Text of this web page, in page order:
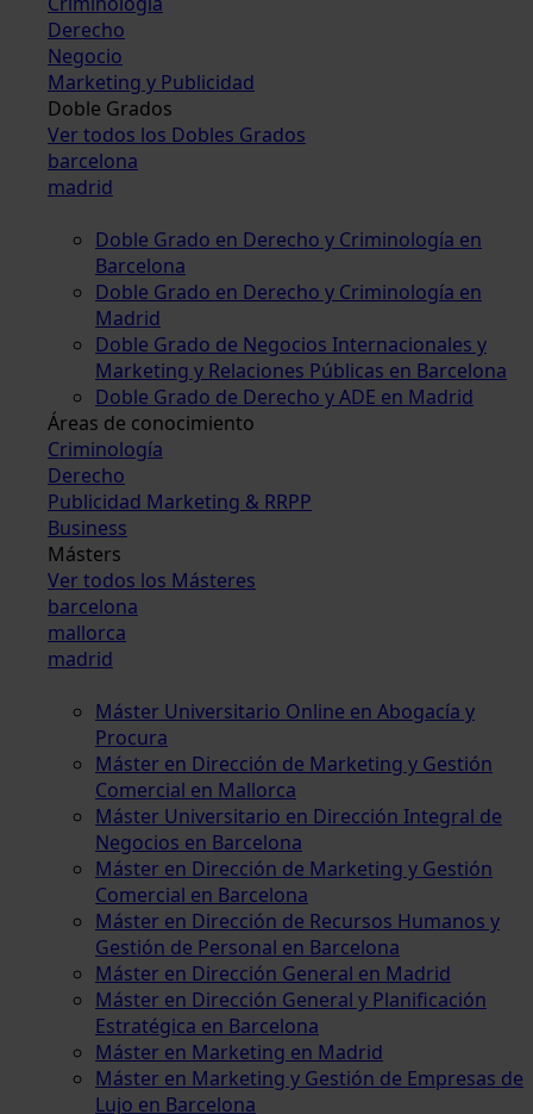
Derecho
Negocio
Marketing y Publicidad
Doble Grados
Ver todos los Dobles Grados
barcelona
madrid
Doble Grado en Derecho y Criminología en
Barcelona
Doble Grado en Derecho y Criminología en
Madrid
Doble Grado de Negocios Internacionales y
Marketing y Relaciones Públicas en Barcelona
Doble Grado de Derecho y ADE en Madrid
Áreas de conocimiento
Criminología
Derecho
Publicidad Marketing & RRPP
Business
Másters
Ver todos los Másteres
barcelona
mallorca
madrid
Máster Universitario Online en Abogacía y
Procura
Máster en Dirección de Marketing y Gestión
Comercial en Mallorca
Máster Universitario en Dirección Integral de
Negocios en Barcelona
Máster en Dirección de Marketing y Gestión
Comercial en Barcelona
Máster en Dirección de Recursos Humanos y
Gestión de Personal en Barcelona
Máster en Dirección General en Madrid
Máster en Dirección General y Planificación
Estratégica en Barcelona
Máster en Marketing en Madrid
Máster en Marketing y Gestión de Empresas de
Lujo en Barcelona